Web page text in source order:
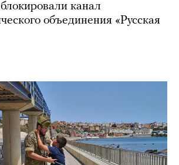
канал
объединения «Русская